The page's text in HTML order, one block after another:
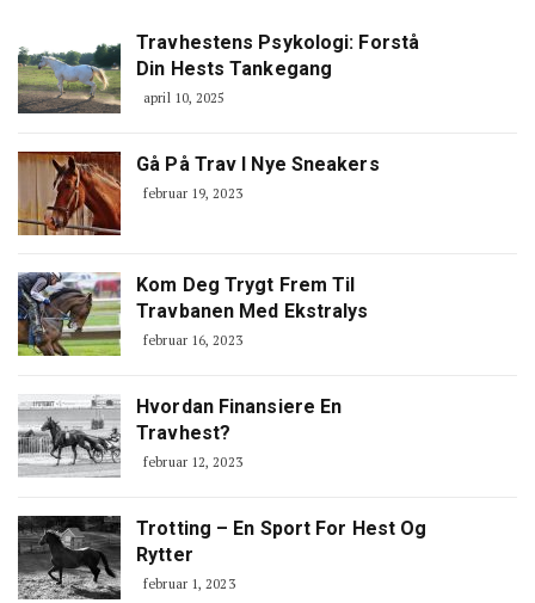
Travhestens Psykologi: Forstå
Din Hests Tankegang
april 10, 2025
Gå På Trav I Nye Sneakers
februar 19, 2023
Kom Deg Trygt Frem Til
Travbanen Med Ekstralys
februar 16, 2023
Hvordan Finansiere En
Travhest?
februar 12, 2023
Trotting – En Sport For Hest Og
Rytter
februar 1, 2023